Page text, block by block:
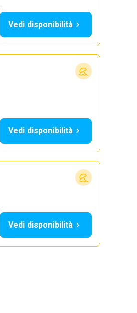
Vedi disponibilità
Vedi disponibilità
Vedi disponibilità